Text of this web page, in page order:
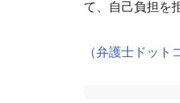
て、自己負担を
（弁護士ドット